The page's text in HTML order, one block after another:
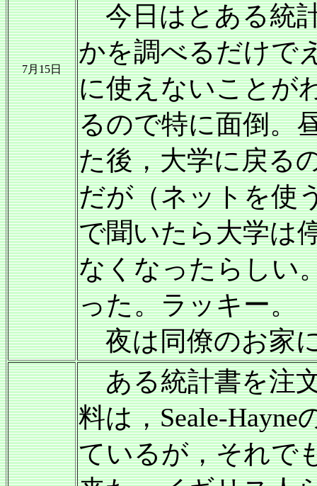
7月15日
今日はとある統計
かを調べるだけで
に使えないことが
るので特に面倒。
た後，大学に戻る
だが（ネットを使
で聞いたら大学は
なくなったらしい
った。ラッキー。
夜は同僚のお家
ある統計書を注
料は，Seale-
ているが，それで